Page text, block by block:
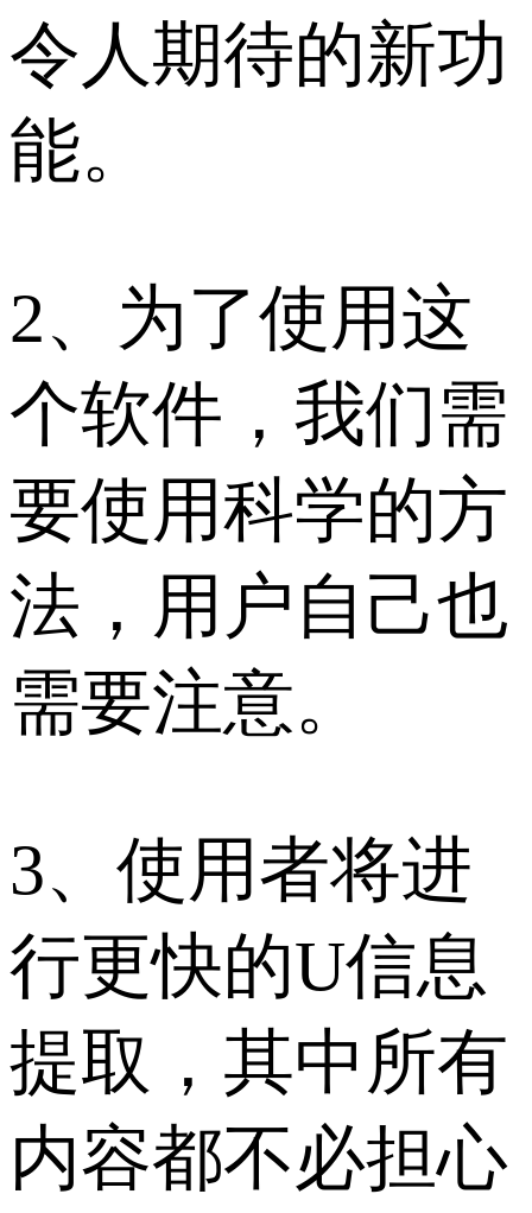
令人期待的新功
能。
2、为了使用这
个软件，我们需
要使用科学的方
法，用户自己也
需要注意。
3、使用者将进
行更快的U信息
提取，其中所有
内容都不必担心